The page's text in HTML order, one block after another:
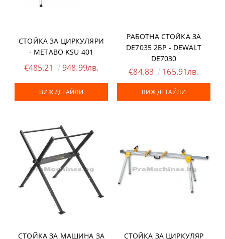
СТОЙКА ЗА ЦИРКУЛЯРИ
- METABO KSU 401
€485.21 948.99лв.
ВИЖ ДЕТАЙЛИ
РАБОТНА СТОЙКА ЗА
DE7035 2БР - DEWALT
DE7030
€84.83 165.91лв.
ВИЖ ДЕТАЙЛИ
СТОЙКА ЗА МАШИНА ЗА СТОЙКА ЗА ЦИРКУЛЯР